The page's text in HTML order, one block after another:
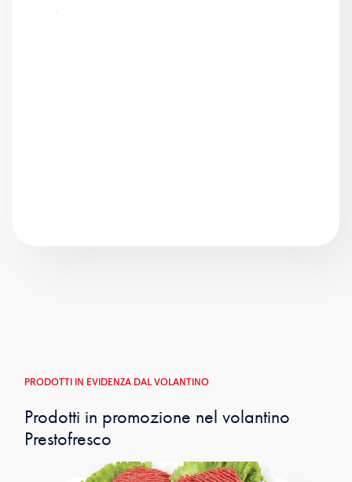
PRODOTTI IN EVIDENZA DAL VOLANTINO
Prodotti in promozione nel volantino
Prestofresco